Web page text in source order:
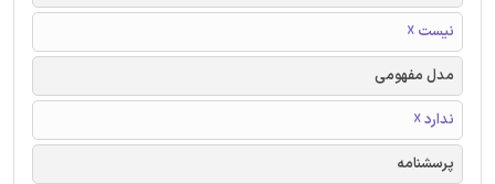
نیست ☓
مدل مفهومی
ندارد ☓
پرسشنامه